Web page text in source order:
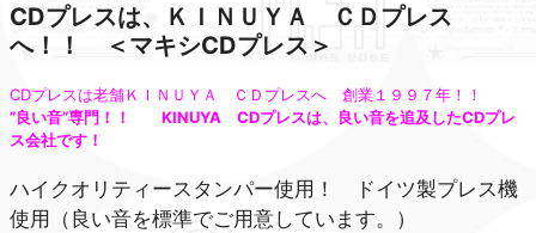
CDプレスは、ＫＩＮＵＹＡ ＣＤプレス
へ！！ ＜マキシCDプレス＞
CDプレスは老舗ＫＩＮＵＹＡ ＣＤプレスへ 創業１９９７年！！
”良い音”専門！！ KINUYA CDプレスは、良い音を追及したCDプレ
ス会社です！
ハイクオリティースタンパー使用！ ドイツ製プレス機
使用（良い音を標準でご用意しています。）